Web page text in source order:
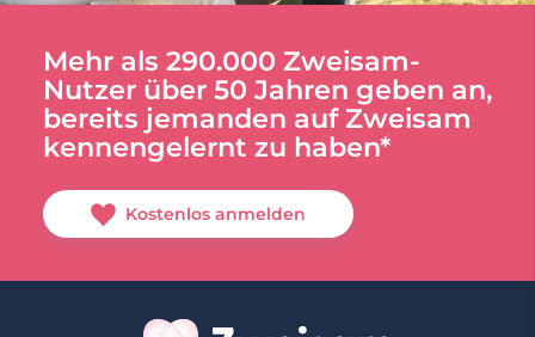
Mehr als 290.000 Zweisam-
Nutzer über 50 Jahren geben an,
bereits jemanden auf Zweisam
kennengelernt zu haben*
Kostenlos anmelden